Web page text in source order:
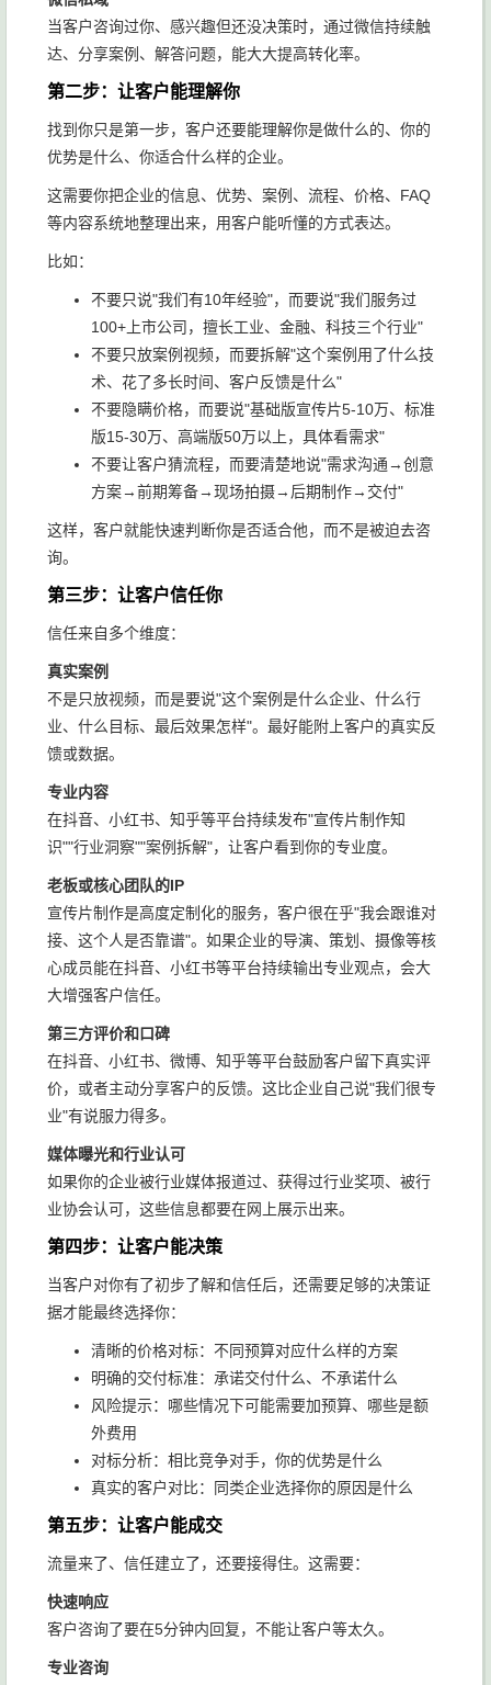
当客户咨询过你、感兴趣但还没决策时，通过微信持续触
达、分享案例、解答问题，能大大提高转化率。
第二步：让客户能理解你
找到你只是第一步，客户还要能理解你是做什么的、你的
优势是什么、你适合什么样的企业。
这需要你把企业的信息、优势、案例、流程、价格、FAQ
等内容系统地整理出来，用客户能听懂的方式表达。
比如：
不要只说"我们有10年经验"，而要说"我们服务过
100+上市公司，擅长工业、金融、科技三个行业"
不要只放案例视频，而要拆解"这个案例用了什么技
术、花了多长时间、客户反馈是什么"
不要隐瞒价格，而要说"基础版宣传片5-10万、标准
版15-30万、高端版50万以上，具体看需求"
不要让客户猜流程，而要清楚地说"需求沟通→创意
方案→前期筹备→现场拍摄→后期制作→交付"
这样，客户就能快速判断你是否适合他，而不是被迫去咨
询。
第三步：让客户信任你
信任来自多个维度：
真实案例
不是只放视频，而是要说"这个案例是什么企业、什么行
业、什么目标、最后效果怎样"。最好能附上客户的真实反
馈或数据。
专业内容
在抖音、小红书、知乎等平台持续发布"宣传片制作知
识""行业洞察""案例拆解"，让客户看到你的专业度。
老板或核心团队的IP
宣传片制作是高度定制化的服务，客户很在乎"我会跟谁对
接、这个人是否靠谱"。如果企业的导演、策划、摄像等核
心成员能在抖音、小红书等平台持续输出专业观点，会大
大增强客户信任。
第三方评价和口碑
在抖音、小红书、微博、知乎等平台鼓励客户留下真实评
价，或者主动分享客户的反馈。这比企业自己说"我们很专
业"有说服力得多。
媒体曝光和行业认可
如果你的企业被行业媒体报道过、获得过行业奖项、被行
业协会认可，这些信息都要在网上展示出来。
第四步：让客户能决策
当客户对你有了初步了解和信任后，还需要足够的决策证
据才能最终选择你：
清晰的价格对标：不同预算对应什么样的方案
明确的交付标准：承诺交付什么、不承诺什么
风险提示：哪些情况下可能需要加预算、哪些是额
外费用
对标分析：相比竞争对手，你的优势是什么
真实的客户对比：同类企业选择你的原因是什么
第五步：让客户能成交
流量来了、信任建立了，还要接得住。这需要：
快速响应
客户咨询了要在5分钟内回复，不能让客户等太久。
专业咨询